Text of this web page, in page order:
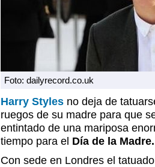
Foto: dailyrecord.co.uk
Harry Styles no deja de
ruegos de su madre para que
entintado de una mariposa
tiempo para el Día de la Madre.
Con sede en Londres el